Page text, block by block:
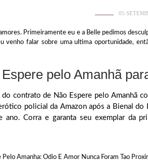
05
Primeiramente eu e a Belle pedimos
venho falar sobre uma ultima oportunidade,
pelo Amanhã
do contrato de Não Espere pelo Amanhã
policial da Amazon após a Bienal
ano. Corra e garanta seu exemplar da
Pelo Amanha: Odio E Amor Nunca Foram Tao